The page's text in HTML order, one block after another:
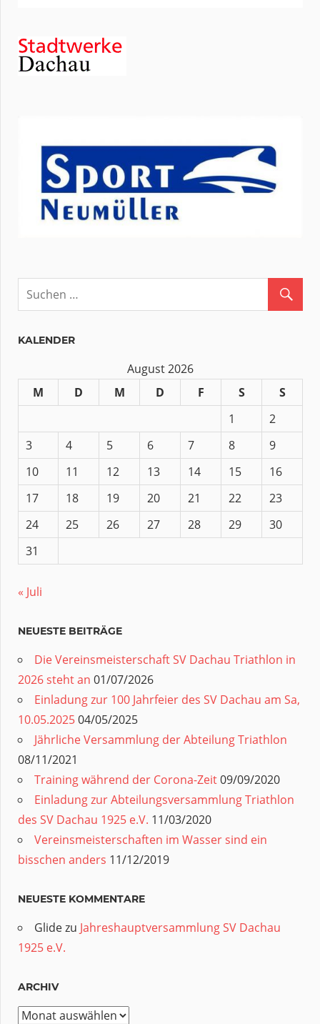
KALENDER
August 2026
M
D M D F S
S
1
2
3
4 5 6 7 8
9
10
11 12 13 14 15
16
17
18 19 20 21 22
23
24
25 26 27 28 29
30
31
« Juli
NEUESTE BEITRÄGE
Die Vereinsmeisterschaft SV Dachau Triathlon in
2026 steht an 01/07/2026
Einladung zur 100 Jahrfeier des SV Dachau am Sa,
10.05.202504/05/2025
Jährliche Versammlung der Abteilung Triathlon
08/11/2021
Training während der Corona-Zeit09/09/2020
Einladung zur Abteilungsversammlung Triathlon
des SV Dachau 1925 e.V. 11/03/2020
Vereinsmeisterschaften im Wasser sind ein
bisschen anders 11/12/2019
NEUESTE KOMMENTARE
Glidezu Jahreshauptversammlung SV Dachau
1925 e.V.
ARCHIV
Archiv